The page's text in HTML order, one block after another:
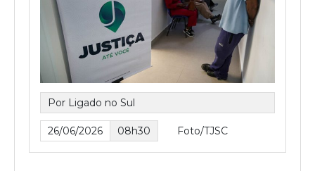
Por Ligado no Sul
26/06/2026 08h30 Foto/TJSC